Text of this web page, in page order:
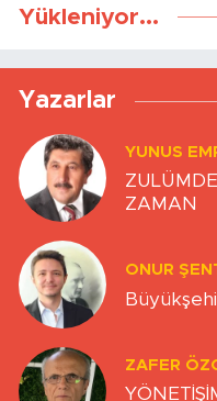
Yükleniyor...
Yazarlar
YUNUS
ZAMAN
ONUR
ZAFER